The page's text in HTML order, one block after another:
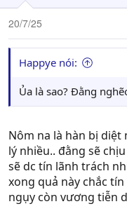
20/7/25
Happye nói:
Ủa là sao? Đằng
Nôm na là hàn bị
lý nhiều.. đằng sẽ
sẽ dc tín lãnh trách
xong quả này chắc
ngụy còn vương tiễn